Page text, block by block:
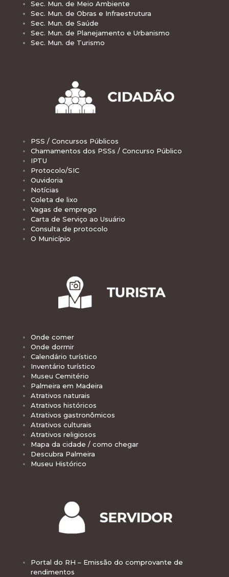
Sec. Mun. de Meio Ambiente
Sec. Mun. de Obras e Infraestrutura
Sec. Mun. de Saúde
Sec. Mun. de Planejamento e Urbanismo
Sec. Mun. de Turismo
PSS / Concursos Públicos
Chamamentos dos PSSs / Concurso Público
IPTU
Protocolo/SIC
Ouvidoria
Notícias
Coleta de lixo
Vagas de emprego
Carta de Serviço ao Usuário
Consulta de protocolo
O Município
Onde comer
Onde dormir
Calendário turístico
Inventário turístico
Museu Cemitério
Palmeira em Madeira
Atrativos naturais
Atrativos históricos
Atrativos gastronômicos
Atrativos culturais
Atrativos religiosos
Mapa da cidade / como chegar
Descubra Palmeira
Museu Histórico
Portal do RH – Emissão do comprovante de
rendimentos